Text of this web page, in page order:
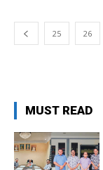
25 26
MUST READ